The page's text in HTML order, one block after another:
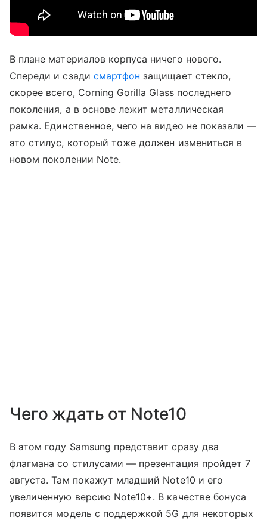
В плане материалов корпуса ничего нового.
Спереди и сзади смартфон защищает стекло,
скорее всего, Corning Gorilla Glass последнего
поколения, а в основе лежит металлическая
рамка. Единственное, чего на видео не показали —
это стилус, который тоже должен измениться в
новом поколении Note.
Чего ждать от Note10
В этом году Samsung представит сразу два
флагмана со стилусами — презентация пройдет 7
августа. Там покажут младший Note10 и его
увеличенную версию Note10+. В качестве бонуса
появится модель с поддержкой 5G для некоторых